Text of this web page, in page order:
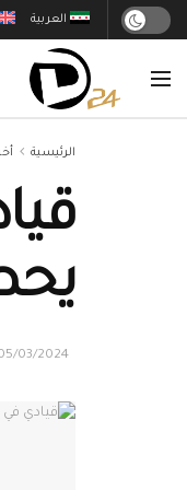
العربية
الرئيسية
03/2024